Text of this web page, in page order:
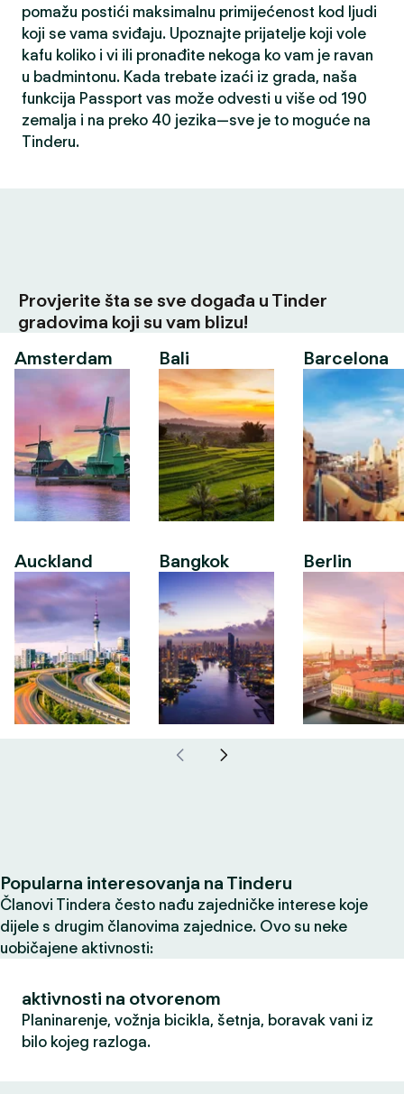
pomažu postići maksimalnu primijećenost kod ljudi
koji se vama sviđaju. Upoznajte prijatelje koji vole
kafu koliko i vi ili pronađite nekoga ko vam je ravan
u badmintonu. Kada trebate izaći iz grada, naša
funkcija Passport vas može odvesti u više od 190
zemalja i na preko 40 jezika—sve je to moguće na
Tinderu.
Provjerite šta se sve događa u Tinder
gradovima koji su vam blizu!
Amsterdam
Auckland
Bali
Bangkok
Barcelona
Berlin
Popularna interesovanja na Tinderu
Članovi Tindera često nađu zajedničke interese koje
dijele s drugim članovima zajednice. Ovo su neke
uobičajene aktivnosti:
aktivnosti na otvorenom
Planinarenje, vožnja bicikla, šetnja, boravak vani iz
bilo kojeg razloga.